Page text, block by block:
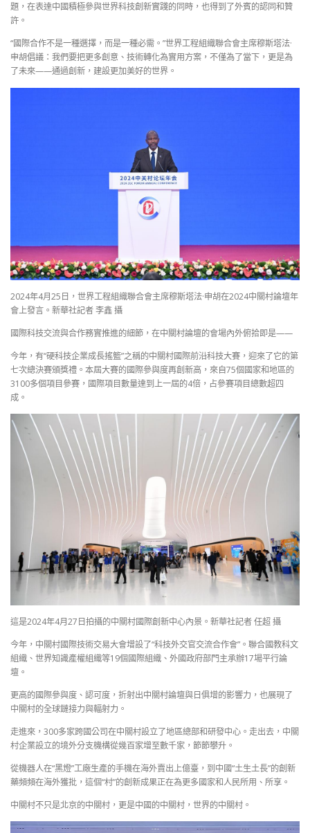
題，在表達中國積極參與世界科技創新實踐的同時，也得到了外賓的認同和贊
許。
“國際合作不是一種選擇，而是一種必需。”世界工程組織聯合會主席穆斯塔法·
申胡倡議：我們要把更多創意、技術轉化為實用方案，不僅為了當下，更是為
了未來——通過創新，建設更加美好的世界。
2024年4月25日，世界工程組織聯合會主席穆斯塔法·申胡在2024中關村論壇年
會上發言。新華社記者 李鑫 攝
國際科技交流與合作務實推進的細節，在中關村論壇的會場內外俯拾即是——
今年，有“硬科技企業成長搖籃”之稱的中關村國際前沿科技大賽，迎來了它的第
七次總決賽頒獎禮。本屆大賽的國際參與度再創新高，來自75個國家和地區的
3100多個項目參賽，國際項目數量達到上一屆的4倍，占參賽項目總數超四
成。
這是2024年4月27日拍攝的中關村國際創新中心內景。新華社記者 任超 攝
今年，中關村國際技術交易大會增設了“科技外交官交流合作會”。聯合國教科文
組織、世界知識產權組織等19個國際組織、外國政府部門主承辦17場平行論
壇。
更高的國際參與度、認可度，折射出中關村論壇與日俱增的影響力，也展現了
中關村的全球鏈接力與輻射力。
走進來，300多家跨國公司在中關村設立了地區總部和研發中心。走出去，中關
村企業設立的境外分支機構從幾百家增至數千家，節節攀升。
從機器人在“黑燈”工廠生產的手機在海外賣出上億臺，到中國“土生土長”的創新
藥頻頻在海外獲批，這個“村”的創新成果正在為更多國家和人民所用、所享。
中關村不只是北京的中關村，更是中國的中關村，世界的中關村。